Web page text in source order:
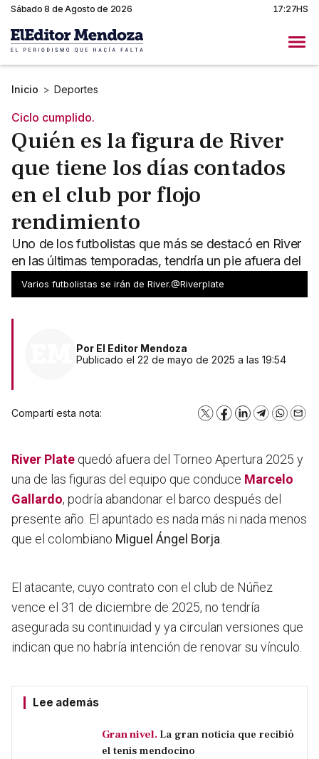
Sábado 8 de Agosto de 2026 17:27HS
Inicio > Deportes
Ciclo cumplido.
Quién es la figura de River
que tiene los días contados
en el club por flojo
rendimiento
Uno de los futbolistas que más se destacó en River
en las últimas temporadas, tendría un pie afuera del
club por sus flojas actuaciones.
Varios futbolistas se irán de River.@Riverplate
Por El Editor Mendoza
Publicado el 22 de mayo de 2025 a las 19:54
Compartí esta nota: X Facebook
LinkedInTelegram
River Plate quedó afuera del Torneo Apertura 2025 y
una de las figuras del equipo que conduce Marcelo
Gallardo, podría abandonar el barco después del
presente año. El apuntado es nada más ni nada menos
que el colombiano Miguel Ángel Borja
El atacante, cuyo contrato con el club de Núñez
vence el 31 de diciembre de 2025, no tendría
asegurada su continuidad y ya circulan versiones que
indican que no habría intención de renovar su vínculo.
Lee además
Gran nivel. La gran noticia que recibió
el tenis mendocino